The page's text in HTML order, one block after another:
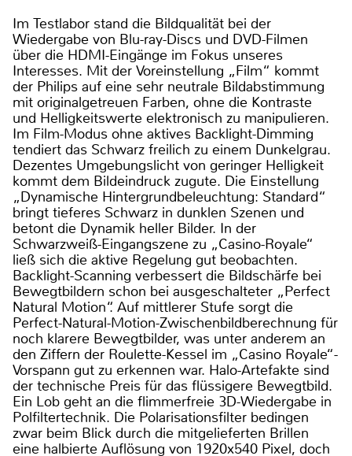
Im Testlabor stand die Bildqualität bei der
Wiedergabe von Blu-ray-Discs und DVD-Filmen
über die HDMI-Eingänge im Fokus unseres
Interesses. Mit der Voreinstellung „Film“ kommt
der Philips auf eine sehr neutrale Bildabstimmung
mit originalgetreuen Farben, ohne die Kontraste
und Helligkeitswerte elektronisch zu manipulieren.
Im Film-Modus ohne aktives Backlight-Dimming
tendiert das Schwarz freilich zu einem Dunkelgrau.
Dezentes Umgebungslicht von geringer Helligkeit
kommt dem Bildeindruck zugute. Die Einstellung
„Dynamische Hintergrundbeleuchtung: Standard“
bringt tieferes Schwarz in dunklen Szenen und
betont die Dynamik heller Bilder. In der
Schwarzweiß-Eingangszene zu „Casino-Royale“
ließ sich die aktive Regelung gut beobachten.
Backlight-Scanning verbessert die Bildschärfe bei
Bewegtbildern schon bei ausgeschalteter „Perfect
Natural Motion“. Auf mittlerer Stufe sorgt die
Perfect-Natural-Motion-Zwischenbildberechnung für
noch klarere Bewegtbilder, was unter anderem an
den Ziffern der Roulette-Kessel im „Casino Royale“-
Vorspann gut zu erkennen war. Halo-Artefakte sind
der technische Preis für das flüssigere Bewegtbild.
Ein Lob geht an die flimmerfreie 3D-Wiedergabe in
Polfiltertechnik. Die Polarisationsfilter bedingen
zwar beim Blick durch die mitgelieferten Brillen
eine halbierte Auflösung von 1920x540 Pixel, doch